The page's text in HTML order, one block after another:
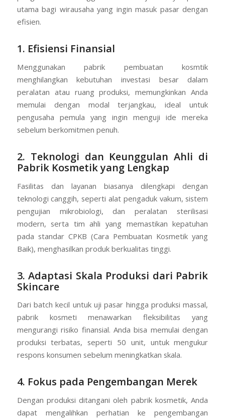
utama bagi wirausaha yang ingin masuk pasar dengan
efisien.
1. Efisiensi Finansial
Menggunakan pabrik pembuatan kosmtik
menghilangkan kebutuhan investasi besar dalam
peralatan atau ruang produksi, memungkinkan Anda
memulai dengan modal terjangkau, ideal untuk
pengusaha pemula yang ingin menguji ide mereka
sebelum berkomitmen penuh.
2. Teknologi dan Keunggulan Ahli di
Pabrik Kosmetik yang Lengkap
Fasilitas dan layanan biasanya dilengkapi dengan
teknologi canggih, seperti alat pengaduk vakum, sistem
pengujian mikrobiologi, dan peralatan sterilisasi
modern, serta tim ahli yang memastikan kepatuhan
pada standar CPKB (Cara Pembuatan Kosmetik yang
Baik), menghasilkan produk berkualitas tinggi.
3. Adaptasi Skala Produksi dari Pabrik
Skincare
Dari batch kecil untuk uji pasar hingga produksi massal,
pabrik kosmeti menawarkan fleksibilitas yang
mengurangi risiko finansial. Anda bisa memulai dengan
produksi terbatas, seperti 50 unit, untuk mengukur
respons konsumen sebelum meningkatkan skala.
4. Fokus pada Pengembangan Merek
Dengan produksi ditangani oleh pabrik kosmetik, Anda
dapat mengalihkan perhatian ke pengembangan